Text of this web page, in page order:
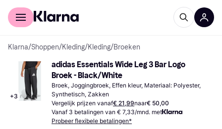
Voor shoppers
Klarna/Shoppen/Kleding/Kleding/Broeken
+3
adidas Essentials Wide Leg 3 Bar Logo
Broek - Black/White
Broek, Joggingbroek, Effen kleur, Materiaal: Polyester,
Synthetisch, Zakken
Vergelijk prijzen vanaf€ 21,99naar€ 50,00
Vanaf 3 betalingen van € 7,33/mnd. met
Probeer flexibele betalingen*